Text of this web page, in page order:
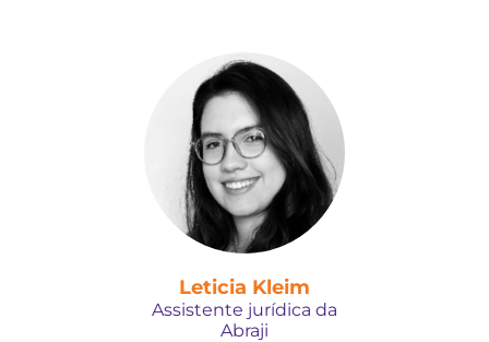
Leticia Kleim
Assistente jurídica da
Abraji